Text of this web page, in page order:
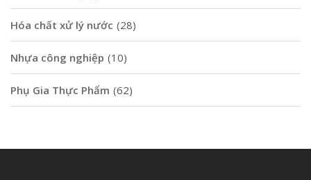
Hóa chất xử lý nước (28)
Nhựa công nghiệp (10)
Phụ Gia Thực Phẩm (62)